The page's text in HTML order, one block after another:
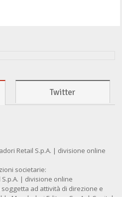
Twitter
Retail S.p.A. | divisione online
societarie:
| divisione online
ad attività di direzione e